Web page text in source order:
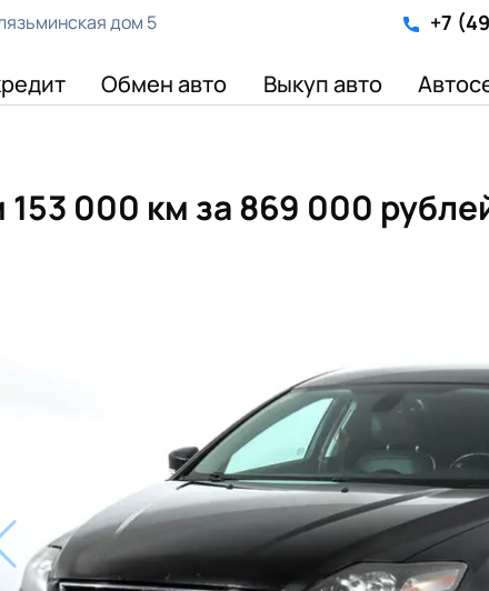
дом 5 +7
Обмен авто Выкуп авто
153 000 км за 869 000